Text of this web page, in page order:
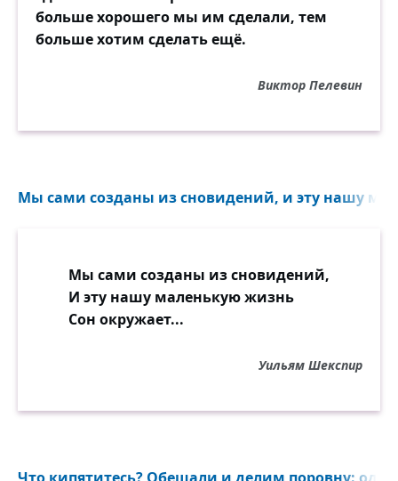
больше хорошего мы им сделали, тем
больше хотим сделать ещё.
Виктор Пелевин
Мы сами созданы из сновидений, и эту нашу
Мы сами созданы из сновидений,
И эту нашу маленькую жизнь
Сон окружает...
Уильям Шекспир